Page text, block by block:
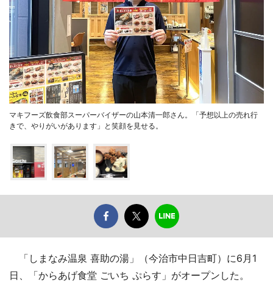
マキフーズ飲食部スーパーバイザーの山本清一郎さん。「予想以上の売れ行
きで、やりがいがあります」と笑顔を見せる。
「しまなみ温泉 喜助の湯」（今治市中日吉町）に6月1
日、「からあげ食堂 ごいち ぷらす」がオープンした。